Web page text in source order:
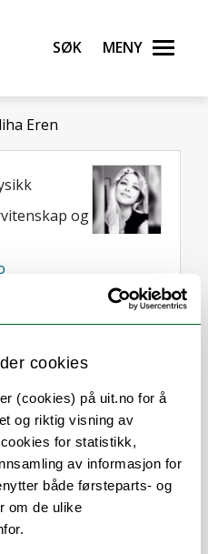
cookies
(cookies) på uit.no for å
og riktig visning av
for statistikk,
av informasjon for
både førsteparts- og
om de ulike
Søk Meny
Eren
og
undervisning
finner du meg